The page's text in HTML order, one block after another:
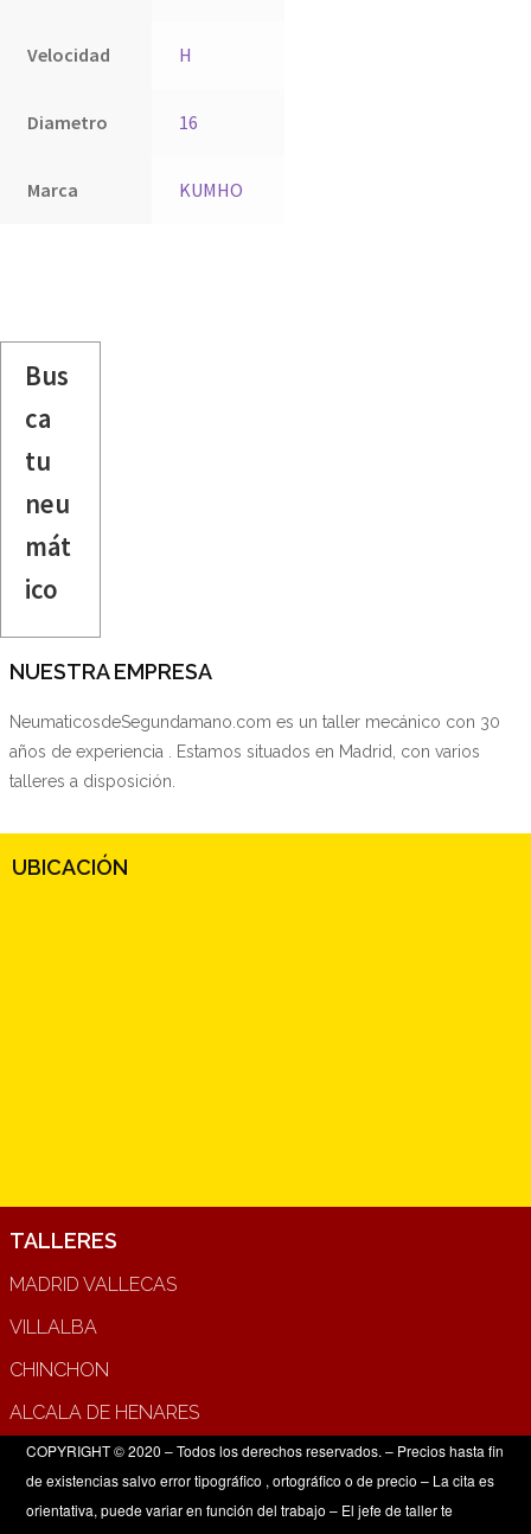
Velocidad H
Diametro 16
Marca KUMHO
Bus
ca
tu
neu
mát
ico
NUESTRA EMPRESA
NeumaticosdeSegundamano.com es un taller mecánico con 30
años de experiencia . Estamos situados en Madrid, con varios
talleres a disposición.
UBICACIÓN
TALLERES
MADRID VALLECAS
VILLALBA
CHINCHON
ALCALA DE HENARES
COPYRIGHT © 2020 – Todos los derechos reservados. – Precios hasta fin
de existencias salvo error tipográfico , ortográfico o de precio – La cita es
orientativa, puede variar en función del trabajo – El jefe de taller te